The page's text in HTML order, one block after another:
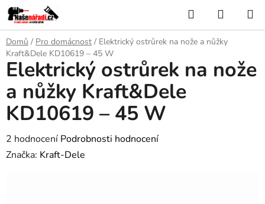
Přejít
na
obsah
Hledat
KOŠÍK
Domů / Pro domácnost / Elektrický ostrůrek na nože a nůžky
Kraft&Dele KD10619 – 45 W
Elektrický ostrůrek na nože
a nůžky Kraft&Dele
KD10619 – 45 W
Průměrné
hodnocení
2 hodnocení Podrobnosti hodnocení
Značka: Kraft-Dele